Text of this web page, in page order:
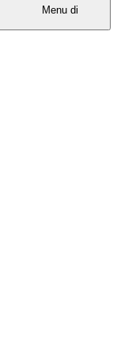
Menu di